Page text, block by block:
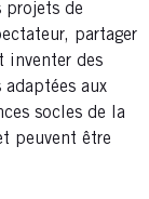
projets de
partager
inventer des
aux
socles de la
peuvent être